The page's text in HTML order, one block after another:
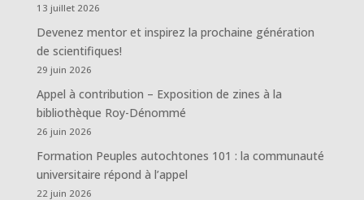
13 juillet 2026
Devenez mentor et inspirez la prochaine génération
de scientifiques!
29 juin 2026
Appel à contribution – Exposition de zines à la
bibliothèque Roy-Dénommé
26 juin 2026
Formation Peuples autochtones 101 : la communauté
universitaire répond à l’appel
22 juin 2026